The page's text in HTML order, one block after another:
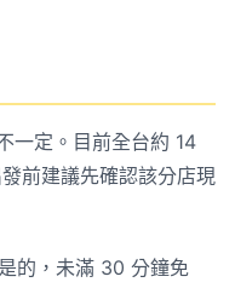
一定。目前全台約 14
前建議先確認該分店現
是的，未滿 30 分鐘免